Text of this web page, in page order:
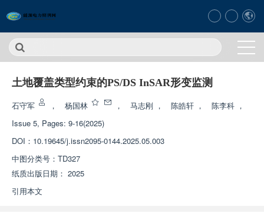
土地覆盖类型约束的PS/DS InSAR形变监测
石守军 ， 杨国林 ， 马志刚 ， 陈皓轩 ， 陈李科 ，
Issue 5, Pages: 9-16(2025)
DOI： 10.19645/j.issn2095-0144.2025.05.003
中图分类号： TD327
纸质出版日期： 2025
引用本文